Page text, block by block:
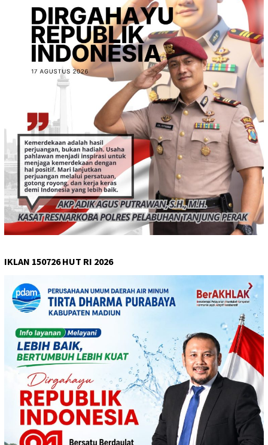
IKLAN 150726 HUT RI 2026